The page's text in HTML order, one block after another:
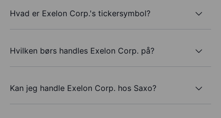
Hvad er Exelon Corp.'s tickersymbol?
Hvilken børs handles Exelon Corp. på?
Kan jeg handle Exelon Corp. hos Saxo?